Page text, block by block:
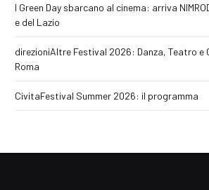
I Green Day sbarcano al cinema: arriva
e del Lazio
direzioniAltre Festival 2026: Danza, Teatro e
Roma
CivitaFestival Summer 2026: il programma